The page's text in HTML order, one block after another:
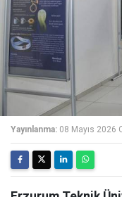
Yayınlanma: 08 Mayıs 2026